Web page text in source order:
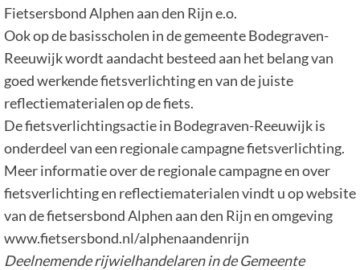
Fietsersbond Alphen aan den Rijn e.o.
Ook op de basisscholen in de gemeente Bodegraven-
Reeuwijk wordt aandacht besteed aan het belang van
goed werkende fietsverlichting en van de juiste
reflectiematerialen op de fiets.
De fietsverlichtingsactie in Bodegraven-Reeuwijk is
onderdeel van een regionale campagne fietsverlichting.
Meer informatie over de regionale campagne en over
fietsverlichting en reflectiematerialen vindt u op website
van de fietsersbond Alphen aan den Rijn en omgeving
www.fietsersbond.nl/alphenaandenrijn
Deelnemende rijwielhandelaren in de Gemeente